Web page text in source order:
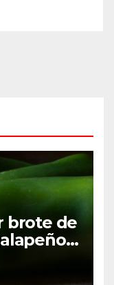
brote de